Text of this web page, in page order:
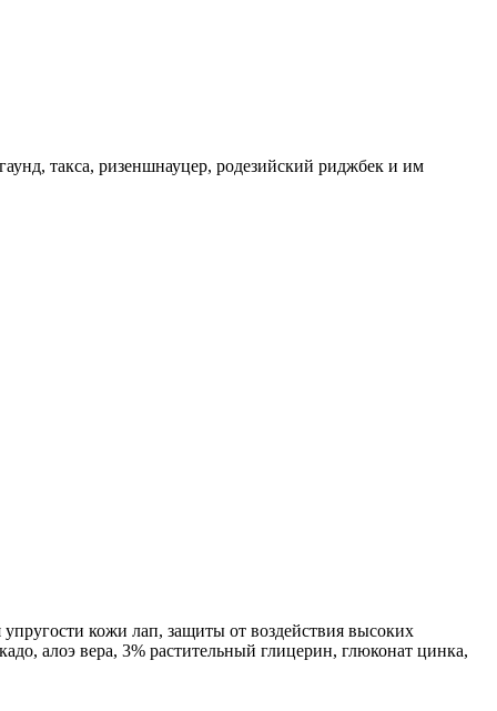
такса, ризеншнауцер, родезийский риджбек и им
кожи лап, защиты от воздействия высоких
алоэ вера, 3% растительный глицерин, глюконат цинка,